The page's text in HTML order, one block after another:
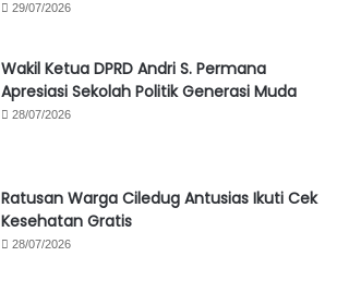
29/07/2026
Wakil Ketua DPRD Andri S. Permana
Apresiasi Sekolah Politik Generasi Muda
28/07/2026
Ratusan Warga Ciledug Antusias Ikuti Cek
Kesehatan Gratis
28/07/2026